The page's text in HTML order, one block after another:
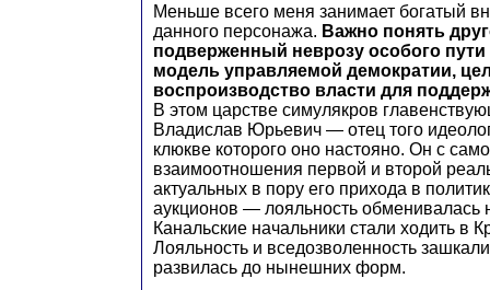
Меньше всего меня занимает богатый
данного персонажа. Важно понять
подверженный неврозу особого
модель управляемой демократии,
воспроизводство власти для
В этом царстве симулякров
Владислав Юрьевич — отец того
клюкве которого оно настояно. Он с
взаимоотношения первой и второй
актуальных в пору его прихода в
аукционов — лояльность обменивалась
Канальские начальники стали ходить в
Лояльность и вседозволенность
развилась до нынешних форм.